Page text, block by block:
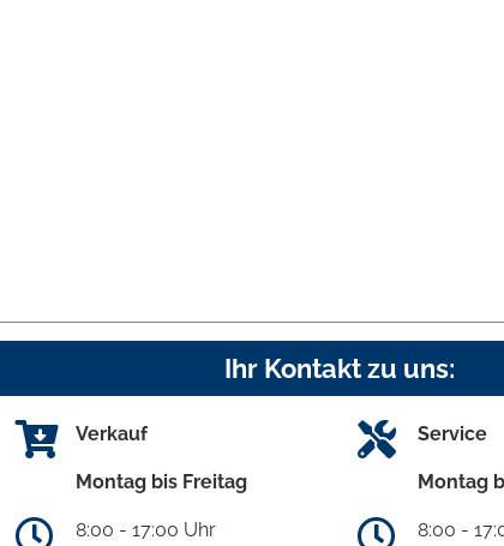
Ihr Kontakt zu uns:
Verkauf
Montag bis Freitag
8:00 - 17:00 Uhr
Service
Montag
8:00 -